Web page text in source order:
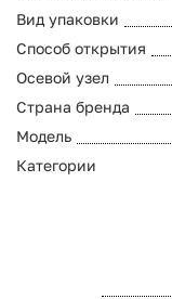
Вид упаковки
Способ открытия
Осевой узел
Страна бренда
Модель
Категории